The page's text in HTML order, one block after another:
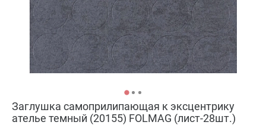
Заглушка самоприлипающая к эксцентрику
ателье темный (20155) FOLMAG (лист-28шт.)